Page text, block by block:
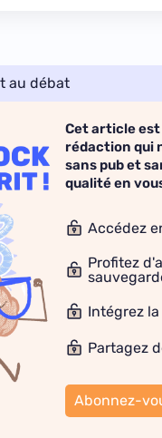
au débat
Cet article est
rédaction qui
sans pub et
qualité en
Accédez
Profitez
Intégrez
Partagez
Abonnez-